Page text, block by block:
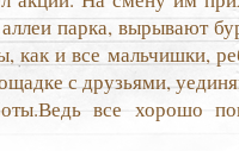
парка, вырывают
как и все мальчишки,
с друзьями,
все хорошо